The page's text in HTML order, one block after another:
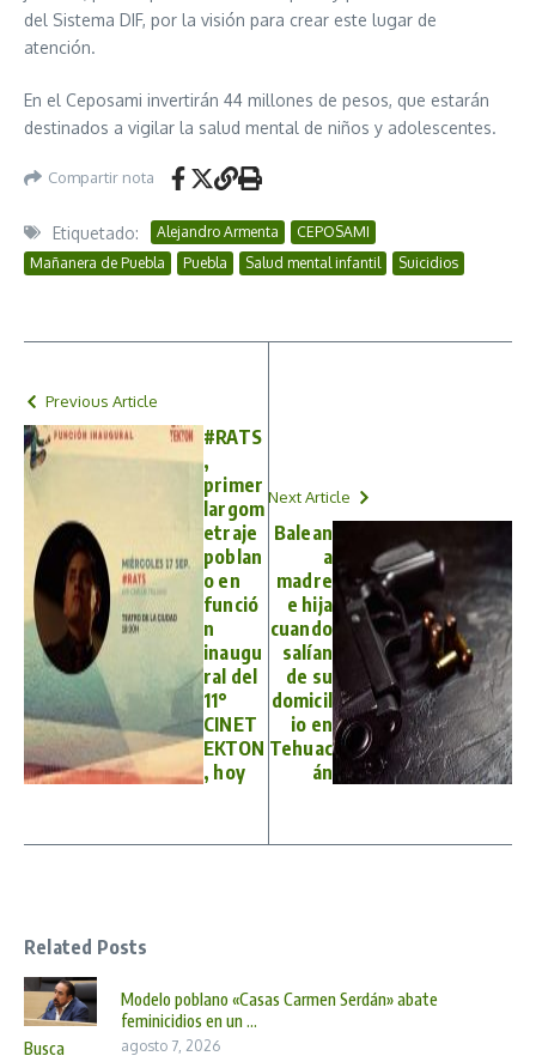
del Sistema DIF, por la visión para crear este lugar de
atención.
En el Ceposami invertirán 44 millones de pesos, que estarán
destinados a vigilar la salud mental de niños y adolescentes.
Compartir nota
Etiquetado: Alejandro Armenta
CEPOSAMI
Mañanera de Puebla
Puebla Salud mental infantil Suicidios
Previous Article
#RATS
,
primer
largom
etraje
poblan
o en
funció
n
inaugu
ral del
11°
CINET
EKTON
, hoy
Next Article
Balean
a
madre
e hija
cuando
salían
de su
domicil
io en
Tehuac
án
Related Posts
Busca
Modelo poblano «Casas Carmen Serdán» abate
feminicidios en un ...
agosto 7, 2026